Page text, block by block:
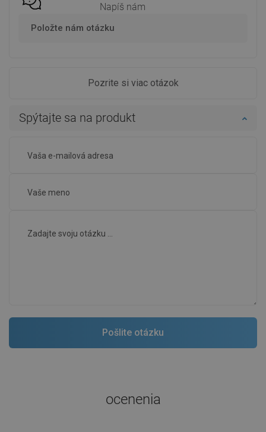
Napíš nám
Položte nám otázku
Pozrite si viac otázok
Spýtajte sa na produkt
ocenenia